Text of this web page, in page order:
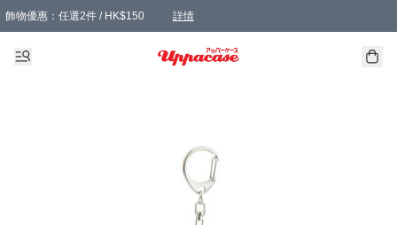
飾物優惠：任選2件 / HK$150 詳情
髮飾優惠：任選2件 / HK$100 詳情
精選襪子優惠：任選3對 / HK$115 詳情
滿額免運：本地訂單滿港幣350元可享免運費優惠